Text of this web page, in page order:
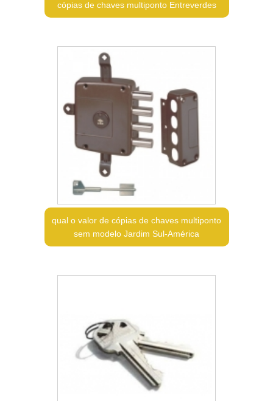
cópias de chaves multiponto Entreverdes
qual o valor de cópias de chaves multiponto
sem modelo Jardim Sul-América